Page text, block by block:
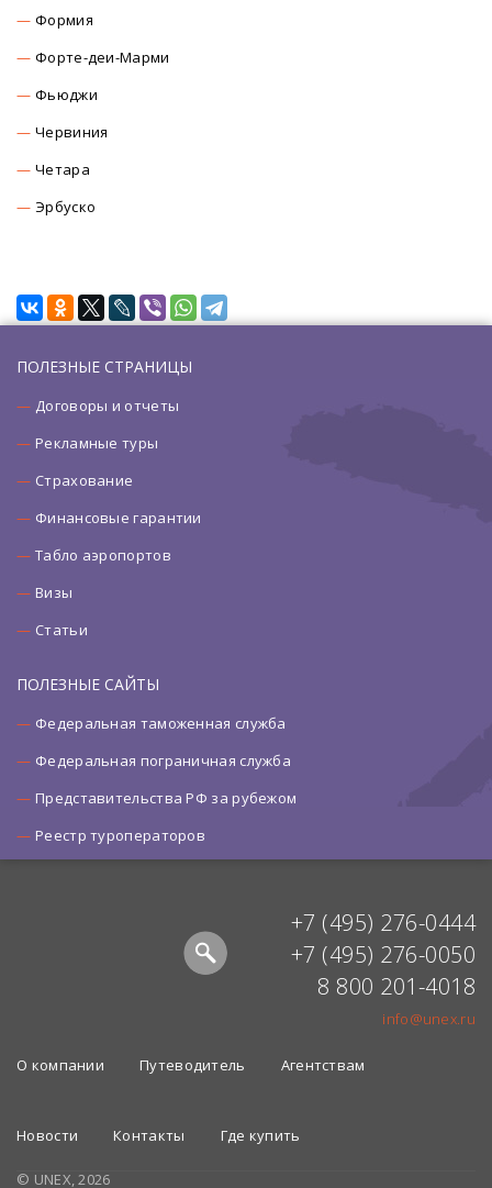
Формия
Форте-деи-Марми
Фьюджи
Червиния
Четара
Эрбуско
ПОЛЕЗНЫЕ СТРАНИЦЫ
Договоры и отчеты
Рекламные туры
Страхование
Финансовые гарантии
Табло аэропортов
Визы
Статьи
ПОЛЕЗНЫЕ САЙТЫ
Федеральная таможенная служба
Федеральная пограничная служба
Представительства РФ за рубежом
Реестр туроператоров
+7 (495) 276-0444
+7 (495) 276-0050
8 800 201-4018
info@unex.ru
О компании Путеводитель Агентствам
Новости Контакты Где купить
© UNEX, 2026